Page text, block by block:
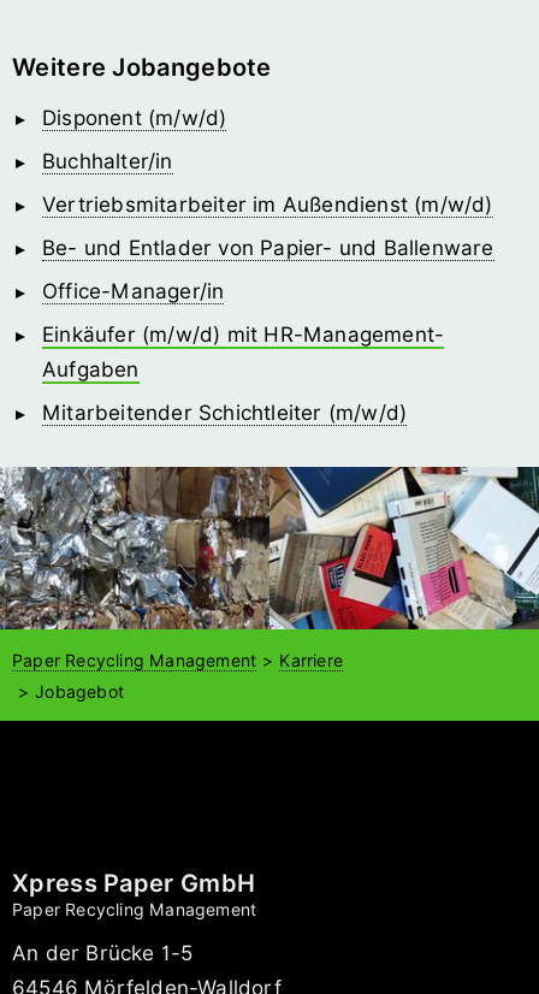
Weitere Jobangebote
Disponent (m/w/d)
Buchhalter/in
Vertriebsmitarbeiter im Außendienst (m/w/d)
Be- und Entlader von Papier- und Ballenware
Office-Manager/in
Einkäufer (m/w/d) mit HR-Management-
Aufgaben
Mitarbeitender Schichtleiter (m/w/d)
Paper Recycling Management
Karriere
Jobagebot
Xpress Paper GmbH
Paper Recycling Management
An der Brücke 1-5
64546 Mörfelden-Walldorf